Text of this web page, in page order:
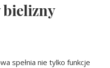
bielizny
spełnia nie tylko funkcje